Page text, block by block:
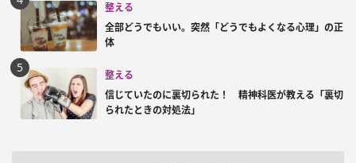
整える
全部どうでもいい。突然「どうでもよくなる心理」の正
体
整える
信じていたのに裏切られた！ 精神科医が教える「裏切
られたときの対処法」